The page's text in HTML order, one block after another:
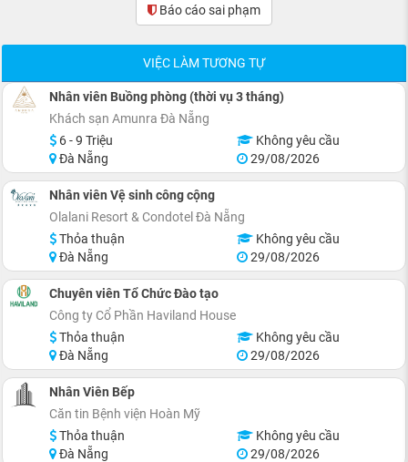
Báo cáo sai phạm(0)
VIỆC LÀM TƯƠNG TỰ
Nhân viên Buồng phòng (thời vụ 3 tháng)
Khách sạn Amunra Đà Nẵng
6 - 9 Triệu
Không yêu cầu
Đà Nẵng
29/08/2026
Nhân viên Vệ sinh công cộng
Olalani Resort & Condotel Đà Nẵng
Thỏa thuận
Không yêu cầu
Đà Nẵng
29/08/2026
Chuyên viên Tổ Chức Đào tạo
Công ty Cổ Phần Haviland House
Thỏa thuận
Không yêu cầu
Đà Nẵng
29/08/2026
Nhân Viên Bếp
Căn tin Bệnh viện Hoàn Mỹ
Thỏa thuận
Không yêu cầu
Đà Nẵng
29/08/2026